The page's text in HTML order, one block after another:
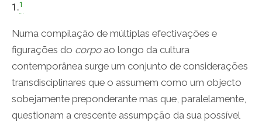
1.1
Numa compilação de múltiplas efectivações e
figurações do corpoao longo da cultura
contemporânea surge um conjunto de considerações
transdisciplinares que o assumem como um objecto
sobejamente preponderante mas que, paralelamente,
questionam a crescente assumpção da sua possível